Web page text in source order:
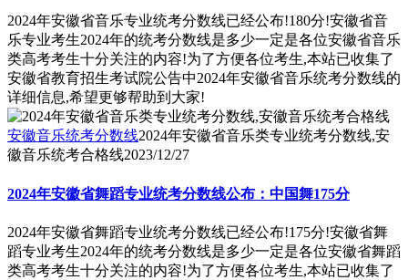
2024年安徽省音乐专业统考分数线已经公布!180分!安徽省音
乐专业考生2024年的统考分数线是多少一定是各位安徽省音乐
类高考考生十分关注的内容!为了方便各位考生,本站已收集了
安徽省教育招生考试院公告中2024年安徽省音乐统考分数线的
详细信息,希望更够帮助到大家!
安徽音乐统考分数线2024年安徽省音乐类专业统考分数线,安
徽音乐统考合格线2023/12/27
2024年安徽省舞蹈专业统考分数线公布：中国舞175分
2024年安徽省舞蹈专业统考分数线已经公布!175分!安徽省舞
蹈专业考生2024年的统考分数线是多少一定是各位安徽省舞蹈
类高考考生十分关注的内容!为了方便各位考生,本站已收集了